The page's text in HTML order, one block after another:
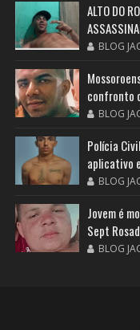
ALTO DO
BLOG
confronto
BLOG
Polícia
aplicativo
BLOG
Jovem é
Sept
BLOG